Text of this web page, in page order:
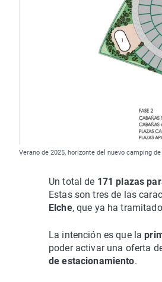
Verano de 2025, horizonte del nuevo camping
Un total de 171 plazas
Estas son tres de las
Elche, que ya ha
La intención es que la
poder activar una oferta
de estacionamiento.